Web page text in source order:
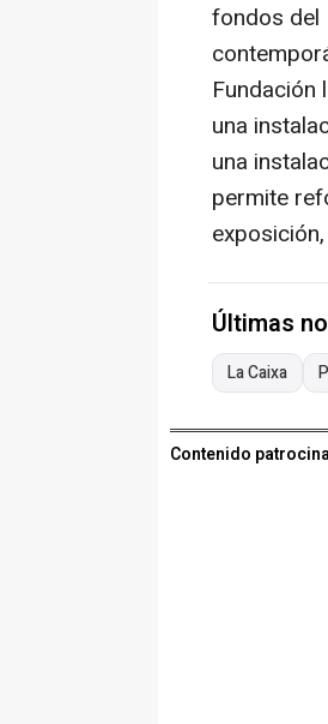
fondos del
Fundación
una
una
permite
Últimas
La Caixa
Contenido